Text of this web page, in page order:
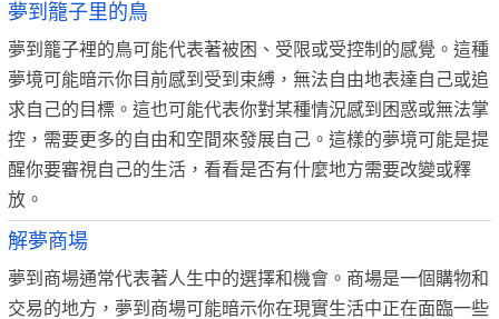
夢到籠子里的鳥
夢到籠子裡的鳥可能代表著被困、受限或受控制的感覺。這種
夢境可能暗示你目前感到受到束縛，無法自由地表達自己或追
求自己的目標。這也可能代表你對某種情況感到困惑或無法掌
控，需要更多的自由和空間來發展自己。這樣的夢境可能是提
醒你要審視自己的生活，看看是否有什麼地方需要改變或釋
放。
解夢商場
夢到商場通常代表著人生中的選擇和機會。商場是一個購物和
交易的地方，夢到商場可能暗示你在現實生活中正在面臨一些